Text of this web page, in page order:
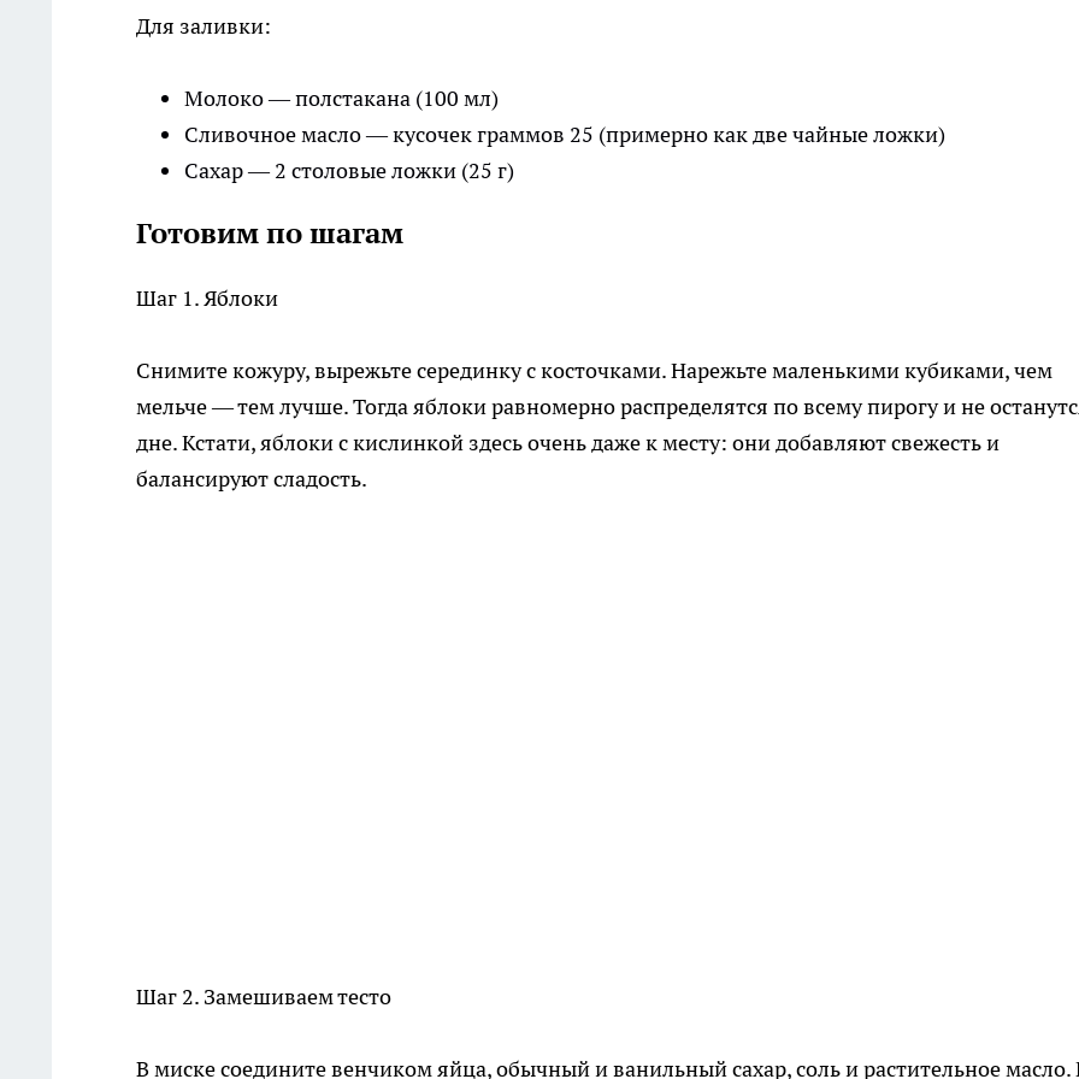
Для заливки:
Молоко — полстакана (100 мл)
Сливочное масло — кусочек граммов 25 (примерно как две чайные ложки)
Сахар — 2 столовые ложки (25 г)
Готовим по шагам
Шаг 1. Яблоки
Снимите кожуру, вырежьте серединку с косточками. Нарежьте маленькими кубиками, чем
мельче — тем лучше. Тогда яблоки равномерно распределятся по всему пирогу и не
дне. Кстати, яблоки с кислинкой здесь очень даже к месту: они добавляют свежесть и
балансируют сладость.
Шаг 2. Замешиваем тесто
В миске соедините венчиком яйца, обычный и ванильный сахар, соль и растительное масло.